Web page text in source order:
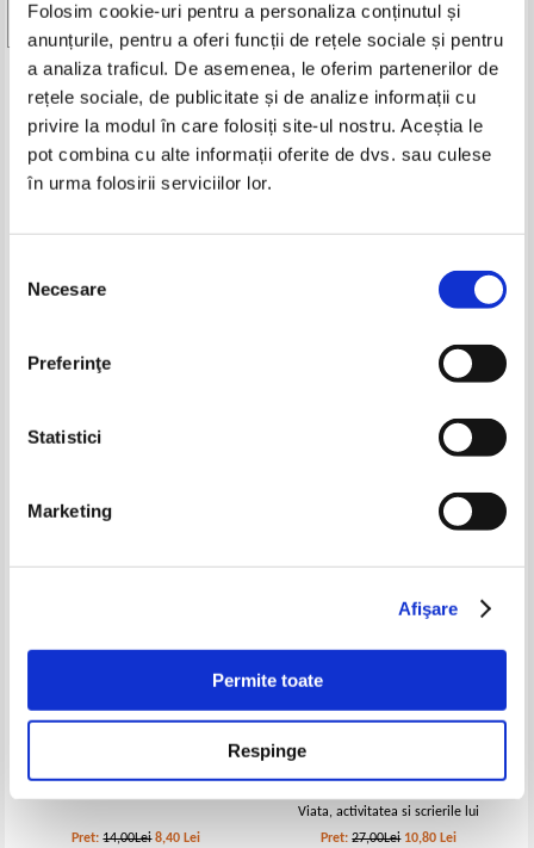
Folosim cookie-uri pentru a personaliza conținutul și
anunțurile, pentru a oferi funcții de rețele sociale și pentru
a analiza traficul. De asemenea, le oferim partenerilor de
rețele sociale, de publicitate și de analize informații cu
privire la modul în care folosiți site-ul nostru. Aceștia le
pot combina cu alte informații oferite de dvs. sau culese
în urma folosirii serviciilor lor.
consimțământului
Necesare
Preferinţe
Statistici
Marketing
Afişare
Permite toate
Respinge
-60% -40%
Wildfell Hall (2 volume)
Pret:17,00Lei11,90Lei
-35%
Pret:17,00Lei11,05Lei
Adaugă în coș
Vezi toate edițiile »
Produse din aceeasi categorie
-60%
Pret:34,00Lei
-60%
Lei
Pret:14,00Lei 8,40 Lei
Viata, activitatea si scrierile lui
Pret:27,00Lei 10,80 Lei